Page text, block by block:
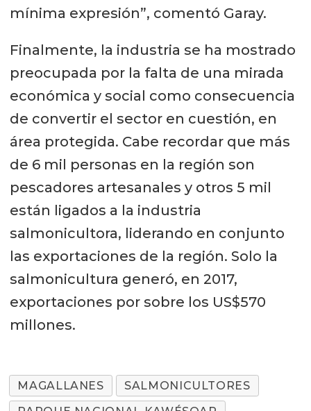
mínima expresión”, comentó Garay.
Finalmente, la industria se ha mostrado
preocupada por la falta de una mirada
económica y social como consecuencia
de convertir el sector en cuestión, en
área protegida. Cabe recordar que más
de 6 mil personas en la región son
pescadores artesanales y otros 5 mil
están ligados a la industria
salmonicultora, liderando en conjunto
las exportaciones de la región. Solo la
salmonicultura generó, en 2017,
exportaciones por sobre los US$570
millones.
MAGALLANES
SALMONICULTORES